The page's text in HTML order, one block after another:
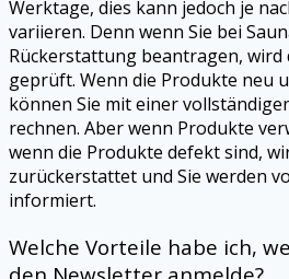
Werktage, dies kann jedoch je
variieren. Denn wenn Sie bei
Rückerstattung beantragen, wird
geprüft. Wenn die Produkte neu
können Sie mit einer
rechnen. Aber wenn Produkte
wenn die Produkte defekt sind,
zurückerstattet und Sie werden
informiert.
Welche Vorteile habe ich,